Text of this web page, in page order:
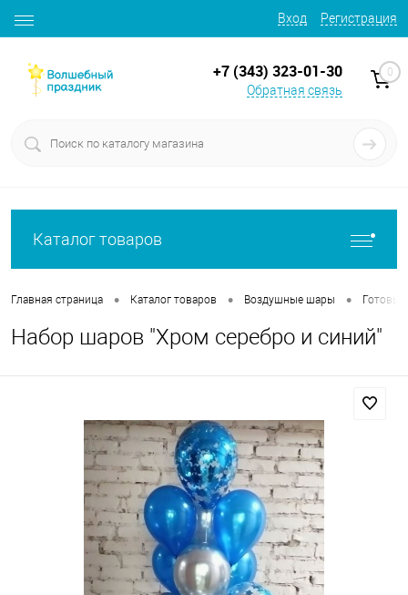
Вход Регистрация
+7 (343) 323-01-30
Обратная связь
0
Каталог товаров
Главная страница • Каталог товаров • Воздушные шары •
Набор шаров "Хром серебро и синий"